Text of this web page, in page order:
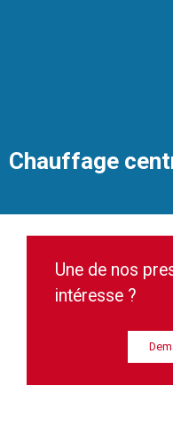
Chauffage
Une de nos
intéresse ?